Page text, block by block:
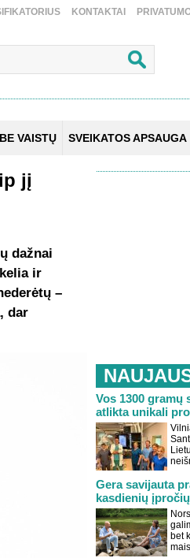
KONTAKTAI
VAISTŲ SVEIKATOS APSAUGA
jį
dažnai
ir
–
dar
Vos 1300 gramų
atlikta unikali
Gera savijauta
kasdienių įpročių
bet